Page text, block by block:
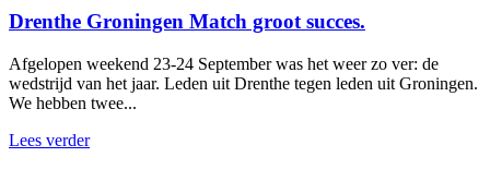
Drenthe Groningen Match groot succes.
Afgelopen weekend 23-24 September was het weer zo ver: de
wedstrijd van het jaar. Leden uit Drenthe tegen leden uit Groningen.
We hebben twee...
Lees verder